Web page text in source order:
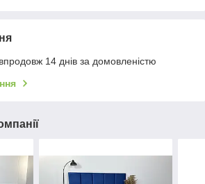
14 днів за домовленістю